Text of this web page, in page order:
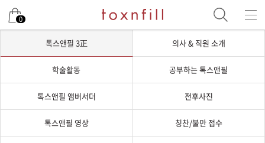
0
톡스앤필 3正 의사 & 직원 소개
학술활동 공부하는 톡스앤필
톡스앤필 앰버서더 전후사진
톡스앤필 영상 칭찬/불만 접수